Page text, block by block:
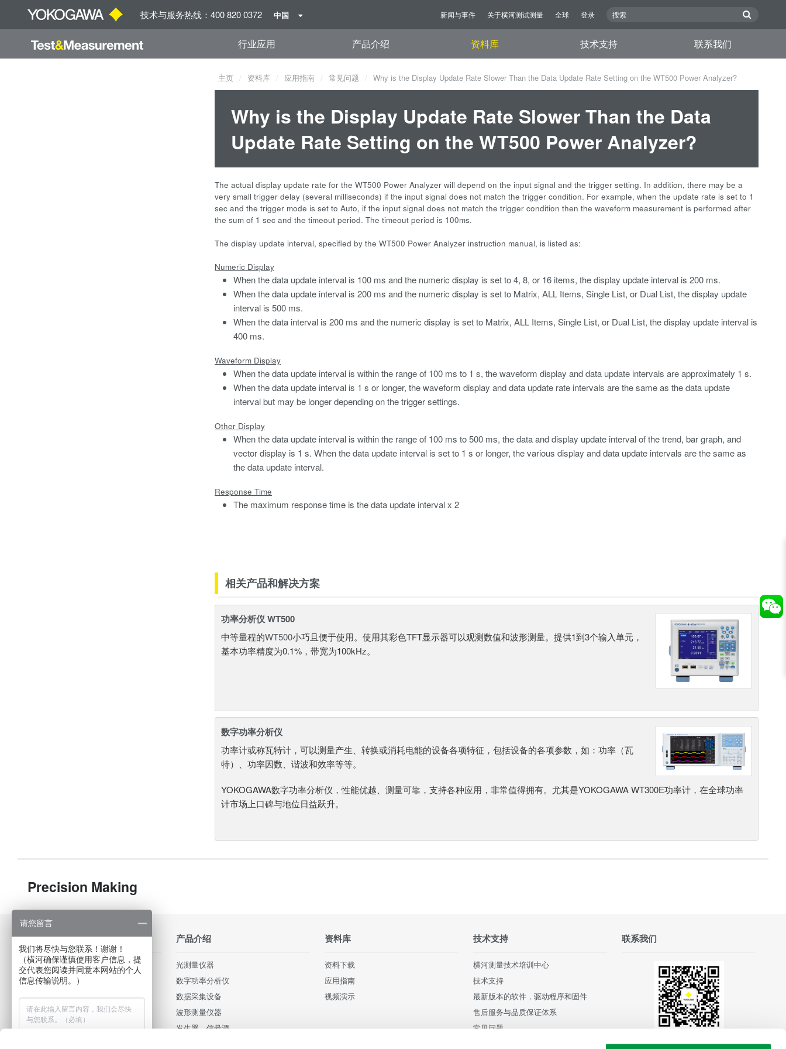
技术与服务热线：400 820 0372 中国 新闻与事件 关于横河测试测量 全球 登录
行业应用 产品介绍 资料库 技术支持 联系我们
主页 资料库 应用指南 常见问题 Why is the Display Update Rate Slower Than the Data Update Rate Setting on the WT500 Power Analyzer?
Why is the Display Update Rate Slower Than the Data
Update Rate Setting on the WT500 Power Analyzer?
The actual display update rate for the WT500 Power Analyzer will depend on the input signal and the trigger setting. In addition, there may be a
very small trigger delay (several milliseconds) if the input signal does not match the trigger condition. For example, when the update rate is set to 1
sec and the trigger mode is set to Auto, if the input signal does not match the trigger condition then the waveform measurement is performed after
the sum of 1 sec and the timeout period. The timeout period is 100ms.
The display update interval, specified by the WT500 Power Analyzer instruction manual, is listed as:
Numeric Display
When the data update interval is 100 ms and the numeric display is set to 4, 8, or 16 items, the display update interval is 200 ms.
When the data update interval is 200 ms and the numeric display is set to Matrix, ALL Items, Single List, or Dual List, the display update
interval is 500 ms.
When the data interval is 200 ms and the numeric display is set to Matrix, ALL Items, Single List, or Dual List, the display update interval is
400 ms.
Waveform Display
When the data update interval is within the range of 100 ms to 1 s, the waveform display and data update intervals are approximately 1 s.
When the data update interval is 1 s or longer, the waveform display and data update rate intervals are the same as the data update
interval but may be longer depending on the trigger settings.
Other Display
When the data update interval is within the range of 100 ms to 500 ms, the data and display update interval of the trend, bar graph, and
vector display is 1 s. When the data update interval is set to 1 s or longer, the various display and data update intervals are the same as
the data update interval.
Response Time
The maximum response time is the data update interval x 2
相关产品和解决方案
功率分析仪 WT500
中等量程的WT500小巧且便于使用。使用其彩色TFT显示器可以观测数值和波形测量。提供1到3个输入单元，
基本功率精度为0.1%，带宽为100kHz。
数字功率分析仪
功率计或称瓦特计，可以测量产生、转换或消耗电能的设备各项特征，包括设备的各项参数，如：功率（瓦
特）、功率因数、谐波和效率等等。
YOKOGAWA数字功率分析仪，性能优越、测量可靠，支持各种应用，非常值得拥有。尤其是YOKOGAWA WT300E功率计，在全球功率
计市场上口碑与地位日益跃升。
Precision Making
行业应用
轨道交通和高速铁路
照明和电源
Data Centers
汽车电子和新能源汽车
产品介绍
光测量仪器
数字功率分析仪
数据采集设备
波形测量仪器
发生器、信号源
资料库
资料下载
应用指南
视频演示
技术支持
横河测量技术培训中心
技术支持
最新版本的软件，驱动程序和固件
售后服务与品质保证体系
常见问题
联系我们
请您留言
我们将尽快与您联系！谢谢！
（横河确保谨慎使用客户信息，提
交代表您阅读并同意本网站的个人
信息传输说明。）